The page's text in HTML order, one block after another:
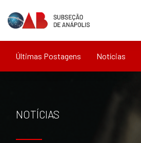
Últimas Postagens Notícias
NOTÍCIAS